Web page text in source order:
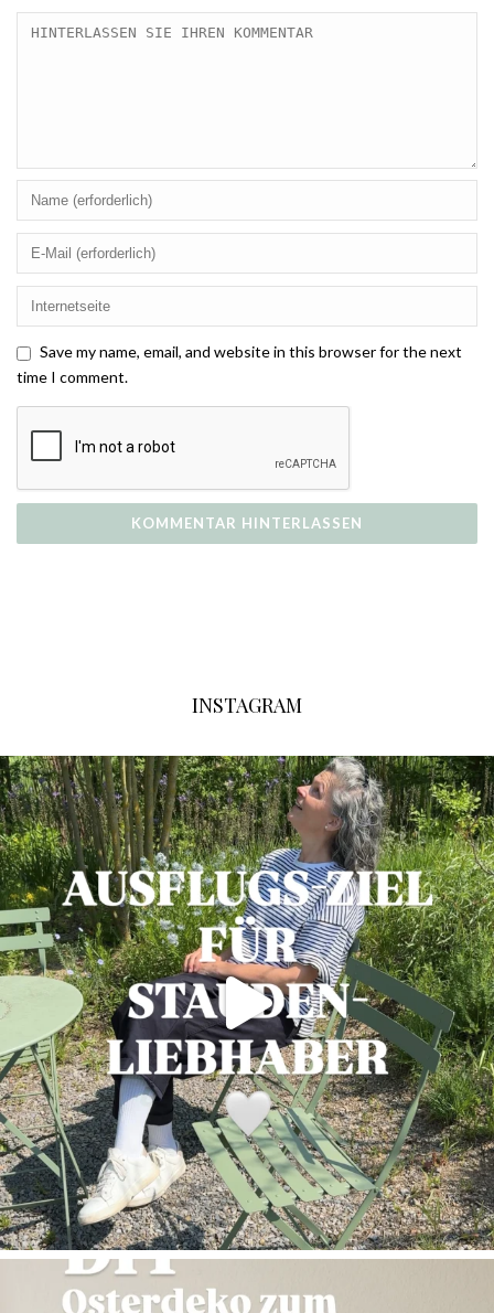
Save my name, email, and website in this browser for the next
time I comment.
INSTAGRAM